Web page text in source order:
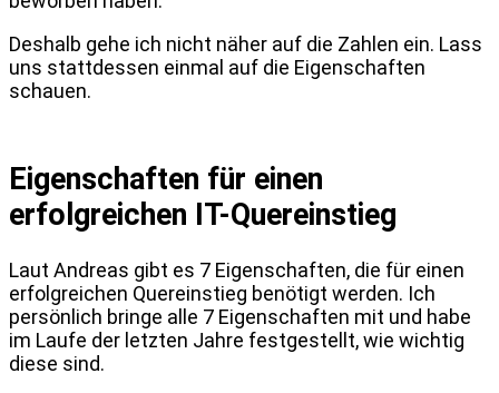
Deshalb gehe ich nicht näher auf die Zahlen ein. Lass
uns stattdessen einmal auf die Eigenschaften
schauen.
Eigenschaften für einen
erfolgreichen IT-Quereinstieg
Laut Andreas gibt es 7 Eigenschaften, die für einen
erfolgreichen Quereinstieg benötigt werden. Ich
persönlich bringe alle 7 Eigenschaften mit und habe
im Laufe der letzten Jahre festgestellt, wie wichtig
diese sind.